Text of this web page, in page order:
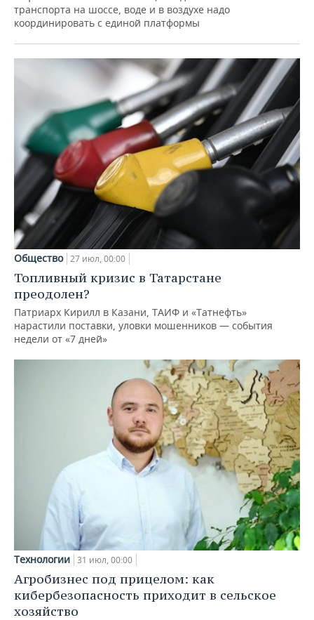
транспорта на шоссе, воде и в воздухе надо
координировать с единой платформы
Общество 27 июл, 00:00
Топливный кризис в Татарстане
преодолен?
Патриарх Кирилл в Казани, ТАИФ и «Татнефть»
нарастили поставки, уловки мошенников — события
недели от «7 дней»
Технологии 31 июл, 00:00
Агробизнес под прицелом: как
кибербезопасность приходит в сельское
хозяйство